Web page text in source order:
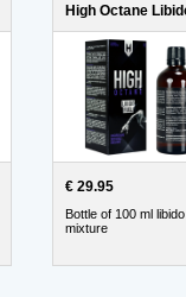
€ 29.95
Bottle of 100 ml libido
mixture